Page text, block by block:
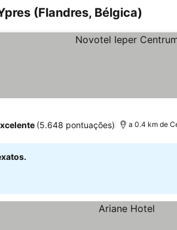
(Flandres, Bélgica)
(5.648 pontuações) a 0.4 km de